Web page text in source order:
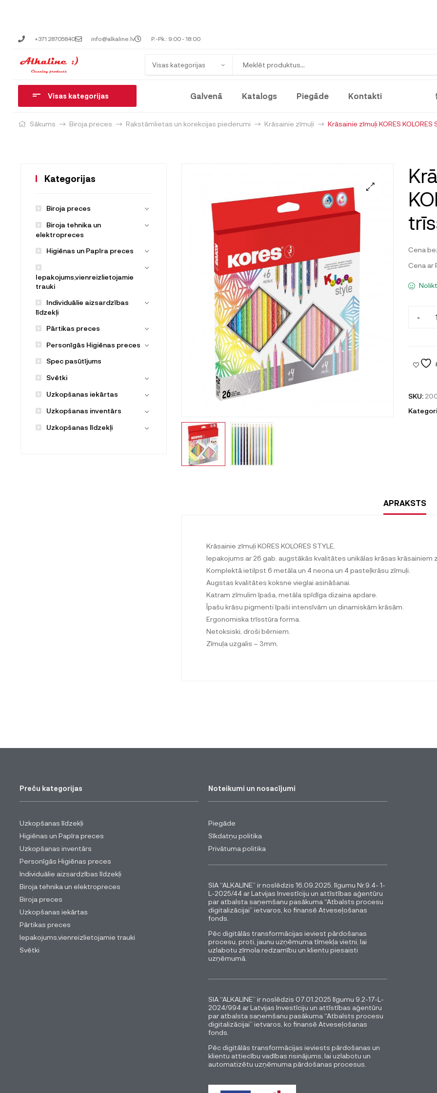
+371 28705840 info@alkaline.lv P.-Pk.: 9:00 - 18:00
Visas kategorijas
Visas kategorijas Galvenā Katalogs Piegāde Kontakti
Sākums Biroja preces Rakstāmlietas un korekcijas piederumi Krāsainie zīmuļi Krāsainie zīmuļi KORES
Cena
Cena ar
-
SKU:
APRAKSTS
Krāsainie zīmuļi KORES KOLORES STYLE.
Iepakojums ar 26 gab. augstākās kvalitātes unikālas krāsas krāsainiem
Komplektā ietilpst 6 metāla un 4 neona un 4 pasteļkrāsu zīmuļi.
Augstas kvalitātes koksne vieglai asināšanai.
Katram zīmulim īpaša, metāla spīdīga dizaina apdare.
Īpašu krāsu pigmenti īpaši intensīvām un dinamiskām krāsām.
Ergonomiska trīsstūra forma.
Netoksiski, droši bērniem.
Zīmuļa uzgalis – 3mm.
Kategorijas
Biroja preces
Biroja tehnika un
elektropreces
Higiēnas un Papīra preces
Iepakojums,vienreizlietojamie
trauki
Individuālie aizsardzības
līdzekļi
Pārtikas preces
Personīgās Higiēnas preces
Spec pasūtījums
Svētki
Uzkopšanas iekārtas
Uzkopšanas inventārs
Uzkopšanas līdzekļi
Preču kategorijas
Uzkopšanas līdzekļi
Higiēnas un Papīra preces
Uzkopšanas inventārs
Personīgās Higiēnas preces
Individuālie aizsardzības līdzekļi
Biroja tehnika un elektropreces
Biroja preces
Uzkopšanas iekārtas
Pārtikas preces
Iepakojums,vienreizlietojamie trauki
Svētki
Noteikumi un nosacījumi
Piegāde
Sīkdatņu politika
Privātuma politika
SIA “ALKALINE” ir noslēdzis 16.09.2025. līgumu Nr.9.4- 1-
L-2025/44 ar Latvijas Investīciju un attīstības aģentūru
par atbalsta saņemšanu pasākuma “Atbalsts procesu
digitalizācijai” ietvaros, ko finansē Atveseļošanas
fonds.
Pēc digitālās transformācijas ieviest pārdošanas
procesu, proti, jaunu uzņēmuma tīmekļa vietni, lai
uzlabotu zīmola redzamību un klientu piesaisti
uzņēmumā.
SIA “ALKALINE” ir noslēdzis 07.01.2025 līgumu 9.2-17-L-
2024/994 ar Latvijas Investīciju un attīstības aģentūru
par atbalsta saņemšanu pasākuma “Atbalsts procesu
digitalizācijai” ietvaros, ko finansē Atveseļošanas
fonds.
Pēc digitālās transformācijas ieviests pārdošanas un
klientu attiecību vadības risinājums, lai uzlabotu un
automatizētu uzņēmuma pārdošanas procesus.